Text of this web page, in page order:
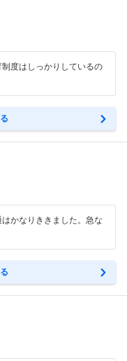
度はしっかりしているの
かなりききました。急な